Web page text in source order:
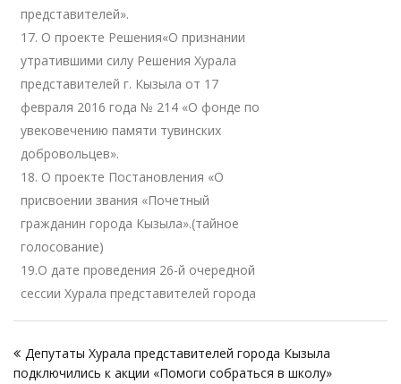
представителей».
17. О проекте Решения«О признании
утратившими силу Решения Хурала
представителей г. Кызыла от 17
февраля 2016 года № 214 «О фонде по
увековечению памяти тувинских
добровольцев».
18. О проекте Постановления «О
присвоении звания «Почетный
гражданин города Кызыла».(тайное
голосование)
19.О дате проведения 26-й очередной
сессии Хурала представителей города
поДепутаты Хурала представителей города Кызыла
подключились к акции «Помоги собраться в школу»